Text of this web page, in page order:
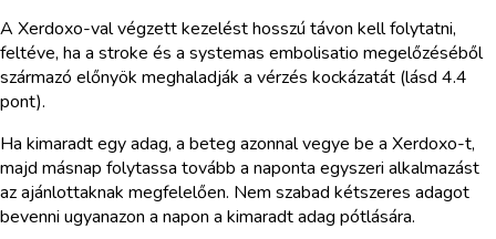
A Xerdoxo-val végzett kezelést hosszú távon kell folytatni,
feltéve, ha a stroke és a systemas embolisatio megelőzéséből
származó előnyök meghaladják a vérzés kockázatát (lásd 4.4
pont).
Ha kimaradt egy adag, a beteg azonnal vegye be a Xerdoxo-t,
majd másnap folytassa tovább a naponta egyszeri alkalmazást
az ajánlottaknak megfelelően. Nem szabad kétszeres adagot
bevenni ugyanazon a napon a kimaradt adag pótlására.